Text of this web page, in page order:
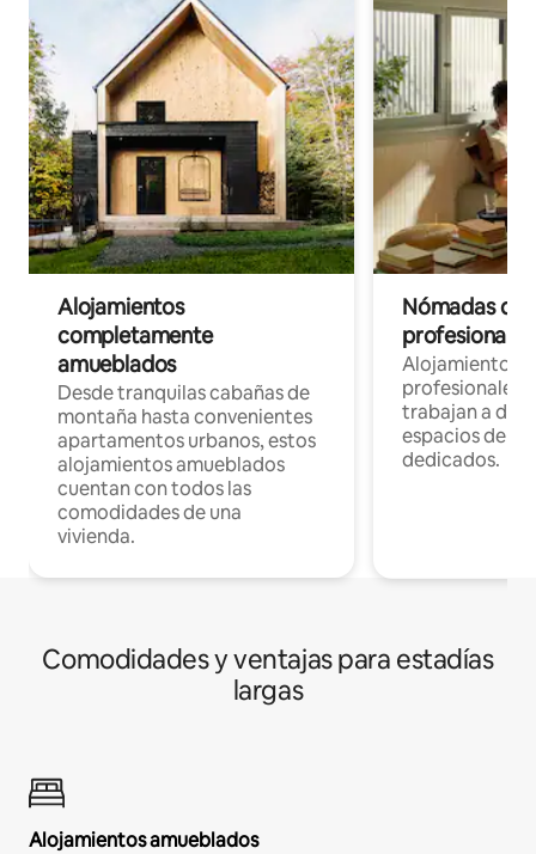
Alojamientos
completamente
amueblados
Desde tranquilas cabañas de
montaña hasta convenientes
apartamentos urbanos, estos
alojamientos amueblados
cuentan con todos las
comodidades de una
vivienda.
Nómadas
Alojamientos
profesionales
trabajan a
espacios de
dedicados.
Comodidades y ventajas para estadías
largas
Alojamientos amueblados